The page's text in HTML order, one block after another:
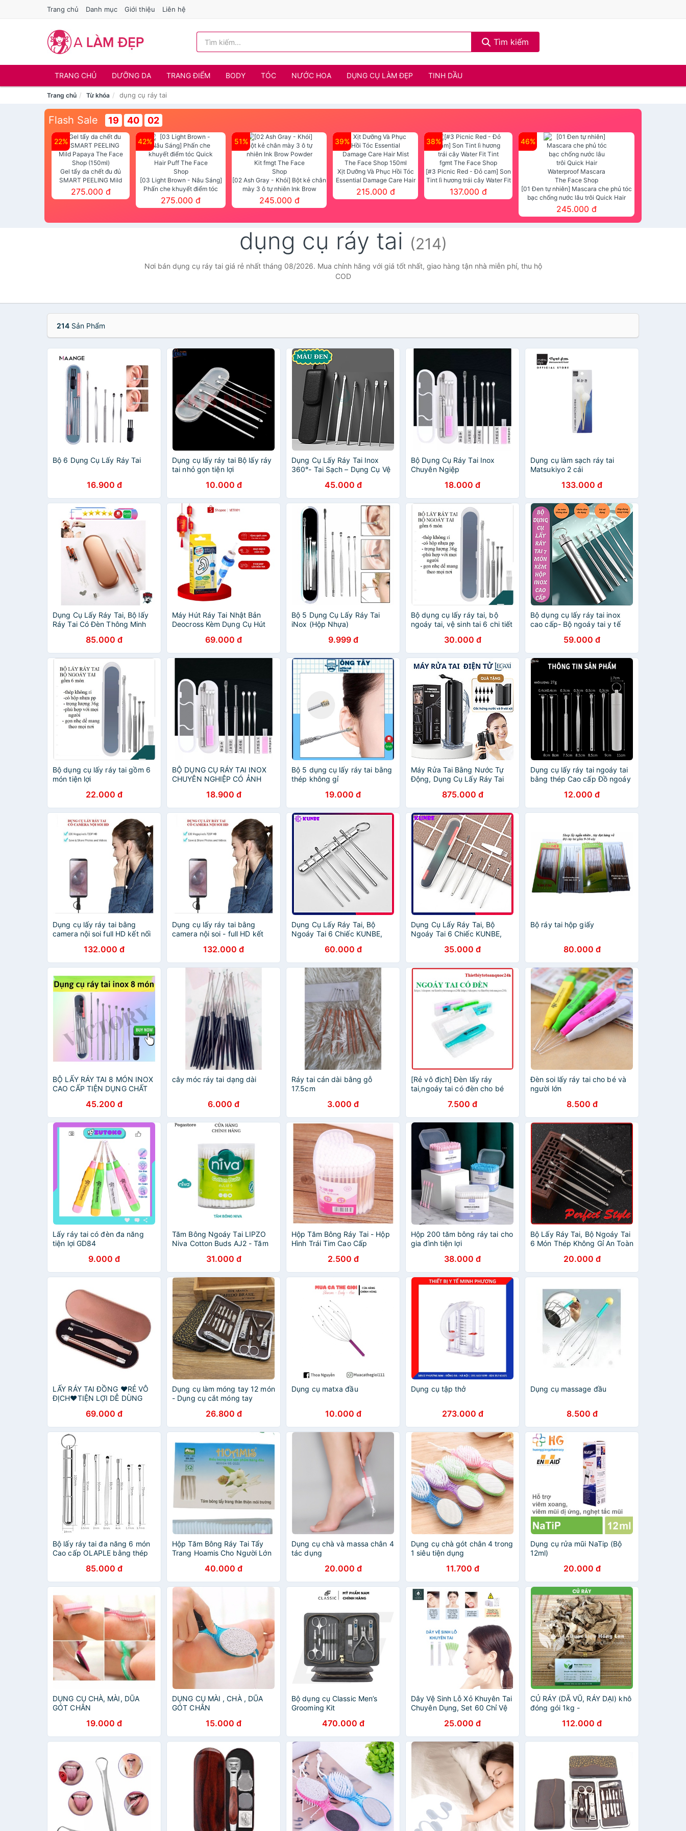
Trang chủ Danh mục Giới thiệu Liên hệ
Tìm kiếm
TRANG CHỦ DƯỠNG DA TRANG ĐIỂM BODY TÓC NƯỚC HOA DỤNG CỤ LÀM ĐẸP TINH DẦU
Trang chủ Từ khóa dụng cụ ráy tai
Flash Sale 19 40 01
22%
Gel tẩy da chết đu đủ
SMART PEELING Mild
Papaya The Face Shop
(150ml)
275.000 đ
42%
[03 Light Brown - Nâu Sáng]
Phấn che khuyết điểm tóc
Quick Hair Puff The Face Shop
275.000 đ
51%
[02 Ash Gray - Khói] Bột kẻ chân
mày 3 ô tự nhiên Ink Brow
Powder Kit fmgt The Face Shop
245.000 đ
39%
Xịt Dưỡng Và Phục Hồi Tóc
Essential Damage Care Hair
Mist The Face Shop 150ml
215.000 đ
38%
[#3 Picnic Red - Đỏ cam] Son
Tint lì hương trái cây Water Fit
Tint fgmt The Face Shop
137.000 đ
46%
[01 Đen tự nhiên] Mascara che phủ tóc
bạc chống nước lâu trôi Quick Hair
Waterproof Mascara The Face Shop
245.000 đ
dụng cụ ráy tai (214)
Nơi bán dụng cụ ráy tai giá rẻ nhất tháng 08/2026. Mua chính hãng với giá tốt nhất, giao hàng tận nhà miễn phí, thu hộ
COD
214 Sản Phẩm
Bộ 6 Dụng Cụ Lấy Ráy Tai
16.900 đ
Dụng cụ lấy ráy tai Bộ lấy ráy
tai nhỏ gọn tiện lợi
10.000 đ
Dụng Cụ Lấy Ráy Tai Inox
360°- Tai Sạch – Dụng Cụ Vệ
Ráy Tai Xoắn Ốc Chuyên
Dụng- Dụng Cụ Vệ Sinh Tai
Không Đau Inox Cao Cấp-
Dụng Cụ Lấy Ráy Tai Xoay
360 Độ Kèm Bao Đựng
45.000 đ
Bộ Dụng Cụ Ráy Tai Inox
Chuyên Ngiệp
18.000 đ
Dụng cụ làm sạch ráy tai
Matsukiyo 2 cái
133.000 đ
Dụng Cụ Lấy Ráy Tai, Bộ lấy
Ráy Tai Có Đèn Thông Minh
85.000 đ
Máy Hút Ráy Tai Nhật Bản
Deocross Kèm Dụng Cụ Hút
Chuyên Nghiệp, Dễ Dàng -
Vietfarm
69.000 đ
Bộ 5 Dụng Cụ Lấy Ráy Tai
iNox (Hộp Nhựa)
9.999 đ
Bộ dụng cụ lấy ráy tai, bộ
ngoáy tai, vệ sinh tai 6 chi tiết
30.000 đ
Bộ dụng cụ lấy ráy tai inox
cao cấp- Bộ ngoáy tai y tế
chuyên nghiệp- Bộ vệ sinh tai
không đau, an toàn- Bộ dụng
cụ ngoáy tai chống gãi rát-
Que lấy ráy tai đa năng bằng
thép không gỉ
59.000 đ
Bộ dụng cụ lấy ráy tai gồm 6
món tiện lợi
22.000 đ
BỘ DỤNG CỤ RÁY TAI INOX
CHUYÊN NGHIỆP CÓ ẢNH
18.900 đ
Bộ 5 dụng cụ lấy ráy tai bằng
thép không gỉ
19.000 đ
Máy Rửa Tai Bằng Nước Tự
Động, Dụng Cụ Lấy Ráy Tai
An Toàn Cho Gia Đình
875.000 đ
Dụng cụ lấy ráy tai ngoáy tai
bằng thép Cao cấp Đồ ngoáy
12.000 đ
Dụng cụ lấy ráy tai bằng
camera nội soi full HD kết nối
132.000 đ
Dụng cụ lấy ráy tai bằng
camera nội soi - full HD kết
132.000 đ
Dụng Cụ Lấy Ráy Tai, Bộ
Ngoáy Tai 6 Chiếc KUNBE,
Vệ Sinh Tai An Toàn, Chuyên
Nghiệp
60.000 đ
Dụng Cụ Lấy Ráy Tai, Bộ
Ngoáy Tai 6 Chiếc KUNBE,
Vệ Sinh Tai An Toàn, Chuyên
Nghiệp
35.000 đ
Bộ ráy tai hộp giấy
80.000 đ
BỘ LẤY RÁY TAI 8 MÓN INOX
CAO CẤP TIỆN DỤNG CHẤT
45.200 đ
cây móc ráy tai dạng dài
6.000 đ
Ráy tai cán dài bằng gỗ
17.5cm
3.000 đ
[Rẻ vô địch] Đèn lấy ráy
tai,ngoáy tai có đèn cho bé
7.500 đ
Đèn soi lấy ráy tai cho bé và
người lớn
8.500 đ
Lấy ráy tai có đèn đa năng
tiện lợi GD84
9.000 đ
Tăm Bông Ngoáy Tai LIPZO
Niva Cotton Buds AJ2 - Tăm
31.000 đ
Hộp Tăm Bông Ráy Tai - Hộp
Hình Trái Tim Cao Cấp
2.500 đ
Hộp 200 tăm bông ráy tai cho
gia đình tiện lợi
38.000 đ
Bộ Lấy Ráy Tai, Bộ Ngoáy Tai
6 Món Thép Không Gỉ An Toàn
20.000 đ
LẤY RÁY TAI ĐỒNG ❤️RẺ VÔ
ĐỊCH❤️TIỆN LỢI DỄ DÙNG
69.000 đ
Dụng cụ làm móng tay 12 món
- Dụng cụ cắt móng tay
26.800 đ
Dụng cụ matxa đầu
10.000 đ
Dụng cụ tập thở
273.000 đ
Dụng cụ massage đầu
8.500 đ
Bộ lấy ráy tai đa năng 6 món
Cao cấp OLAPLE bằng thép
85.000 đ
Hộp Tăm Bông Ráy Tai Tẩy
Trang Hoamis Cho Người Lớn
40.000 đ
Dụng cụ chà và massa chân 4
tác dụng
20.000 đ
Dụng cụ chà gót chân 4 trong
1 siêu tiện dụng
11.700 đ
Dụng cụ rửa mũi NaTip (Bộ
12ml)
20.000 đ
DỤNG CỤ CHÀ, MÀI, DŨA
GÓT CHÂN
19.000 đ
DỤNG CỤ MÀI , CHÀ , DŨA
GÓT CHÂN
15.000 đ
Bộ dụng cụ Classic Men’s
Grooming Kit
470.000 đ
Dây Vệ Sinh Lỗ Xỏ Khuyên Tai
Chuyên Dụng, Set 60 Chỉ Vệ
25.000 đ
CỦ RÁY (DÃ VŨ, RÁY DẠI) khô
đóng gói 1kg -
112.000 đ